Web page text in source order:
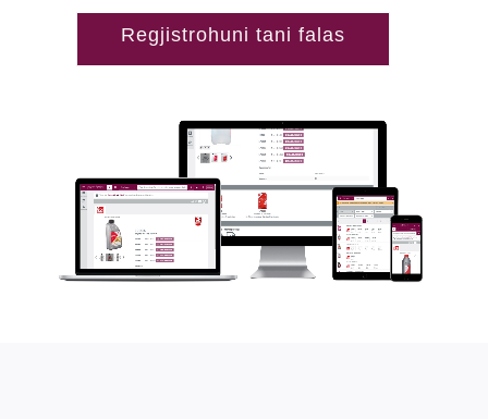
Regjistrohuni tani falas